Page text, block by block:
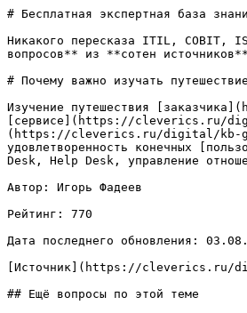
# Бесплатная экспертная база
Никакого пересказа ITIL, COBIT,
вопросов** из **сотен
# Почему важно изучать
Изучение путешествия
[сервисе](https://cleverics.ru/
(https://cleverics.ru/digital/kb-
удовлетворенность конечных
Desk, Help Desk, управление
Автор: Игорь Фадеев
Рейтинг: 770
Дата последнего обновления:
[Источник](https://cleverics.ru/
## Ещё вопросы по этой теме